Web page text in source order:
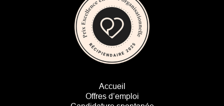
Footer Navigation
Accueil
Offres d’emploi